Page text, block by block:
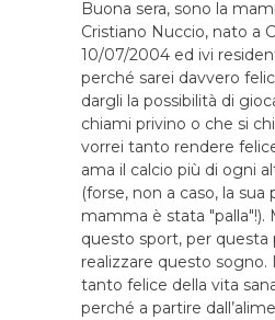
Buona sera, sono la
Cristiano Nuccio, nato a
10/07/2004 ed ivi
perché sarei davvero
dargli la possibilità di
chiami privino o che si
vorrei tanto rendere
ama il calcio più di ogni
(forse, non a caso, la
mamma è stata "palla"!).
questo sport, per questa
realizzare questo
tanto felice della vita
perché a partire